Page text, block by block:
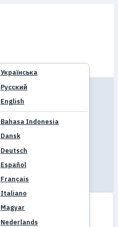
Українська
Русский
English
Bahasa Indonesia
Dansk
Deutsch
Español
Français
Italiano
Magyar
Nederlands